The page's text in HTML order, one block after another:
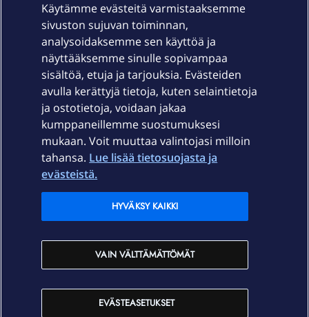
Laitteet & liittymät
Palvelut
Ajankohtaista
Elisa Oyj
In English
Käytämme evästeitä varmistaaksemme
sivuston sujuvan toiminnan,
analysoidaksemme sen käyttöä ja
näyttääksemme sinulle sopivampaa
sisältöä, etuja ja tarjouksia. Evästeiden
avulla kerättyjä tietoja, kuten selaintietoja
ja ostotietoja, voidaan jakaa
kumppaneillemme suostumuksesi
mukaan. Voit muuttaa valintojasi milloin
tahansa. Lue lisää tietosuojasta ja
evästeistä.
EVÄSTEASETUKSET
VAIN VÄLTTÄMÄTTÖMÄT
HYVÄKSY KAIKKI